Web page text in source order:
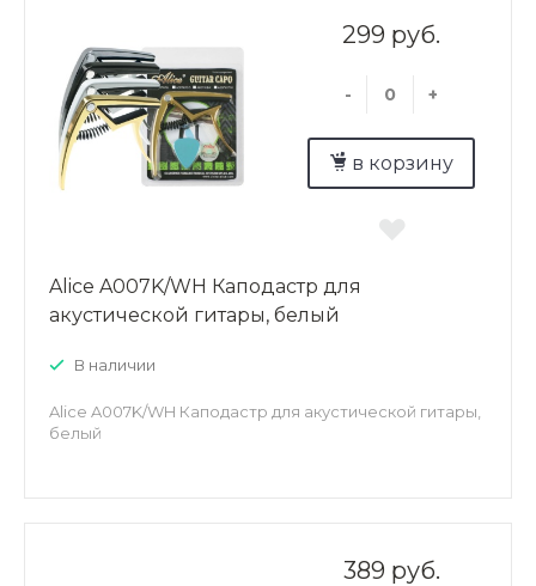
299 руб.
- +
в корзину
Alice A007K/WH Каподастр для
акустической гитары, белый
В наличии
Alice A007K/WH Каподастр для акустической гитары,
белый
389 руб.